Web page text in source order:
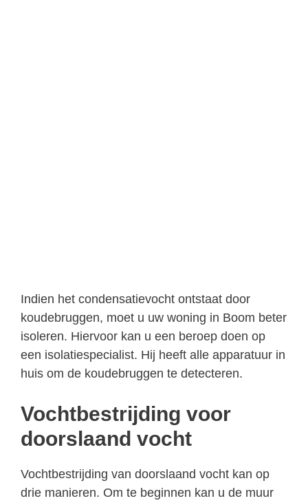
Indien het condensatievocht ontstaat door
koudebruggen, moet u uw woning in Boom beter
isoleren. Hiervoor kan u een beroep doen op
een isolatiespecialist. Hij heeft alle apparatuur in
huis om de koudebruggen te detecteren.
Vochtbestrijding voor
doorslaand vocht
Vochtbestrijding van doorslaand vocht kan op
drie manieren. Om te beginnen kan u de muur